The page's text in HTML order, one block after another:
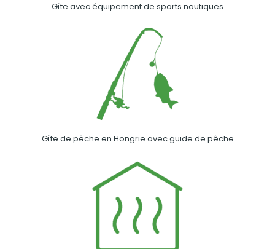
Gîte avec équipement de sports nautiques
Gîte de pêche en Hongrie avec guide de pêche